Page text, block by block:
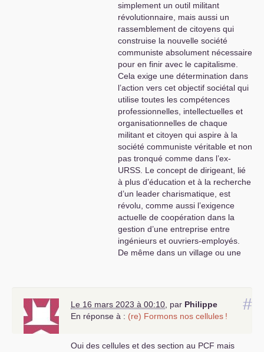
simplement un outil militant
révolutionnaire, mais aussi un
rassemblement de citoyens qui
construise la nouvelle société
communiste absolument nécessaire
pour en finir avec le capitalisme.
Cela exige une détermination dans
l’action vers cet objectif sociétal qui
utilise toutes les compétences
professionnelles, intellectuelles et
organisationnelles de chaque
militant et citoyen qui aspire à la
société communiste véritable et non
pas tronqué comme dans l’ex-
URSS . Le concept de dirigeant, lié
à plus d’éducation et à la recherche
d’un leader charismatique, est
révolu, comme aussi l’exigence
actuelle de coopération dans la
gestion d’une entreprise entre
ingénieurs et ouvriers-employés.
De même dans un village ou une
problèmes de la gestion d’une
localité par la coopération citoyenne
sans leaders autoproclamés. La
plus prés des gens est absolument
#
Le 16 mars 2023 à 00:10 par Philippe
En réponse à : (re) Formons nos cellules !
Oui des cellules et des section au PCF mais